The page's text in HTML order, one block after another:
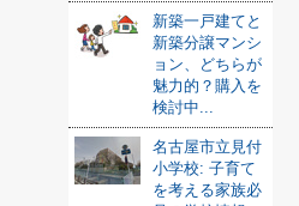
新築一戸建てと
新築分譲マンシ
ョン、どちらが
魅力的？購入を
検討中...
名古屋市立見付
小学校: 子育て
を考える家族必